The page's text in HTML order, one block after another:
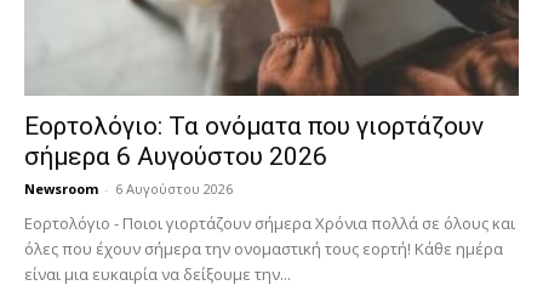
Εορτολόγιο: Τα ονόματα που γιορτάζουν
σήμερα 6 Αυγούστου 2026
Newsroom - 6 Αυγούστου 2026
Εορτολόγιο - Ποιοι γιορτάζουν σήμερα Χρόνια πολλά σε όλους και
όλες που έχουν σήμερα την ονομαστική τους εορτή! Κάθε ημέρα
είναι μια ευκαιρία να δείξουμε την...